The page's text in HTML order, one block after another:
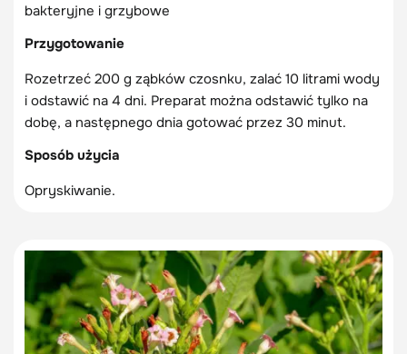
bakteryjne i grzybowe
Przygotowanie
Rozetrzeć 200 g ząbków czosnku, zalać 10 litrami wody
i odstawić na 4 dni. Preparat można odstawić tylko na
dobę, a następnego dnia gotować przez 30 minut.
Sposób użycia
Opryskiwanie.